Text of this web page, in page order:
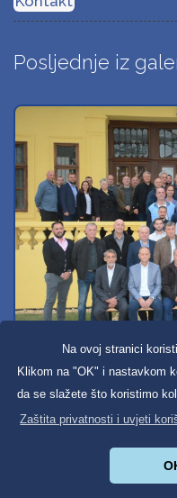
Na ovoj stranici
Klikom na "OK" i nastavkom
da se slažete što koristimo
Zaštita privatnosti i uvjeti
Posljednje iz
Svi dobravski košarkaši
Copyright ©2026. Općina
Zaštita privatnosti|